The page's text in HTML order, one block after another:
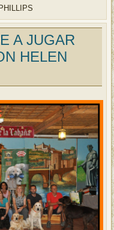
A JUGAR
HELEN